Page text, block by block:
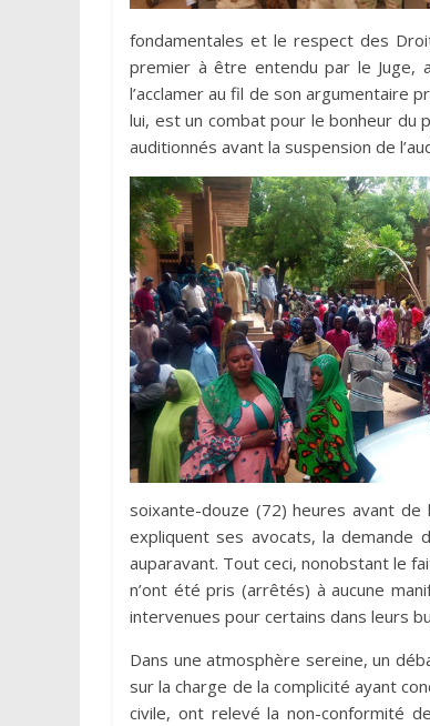
fondamentales et le respect des
premier à être entendu par le Juge,
l’acclamer au fil de son argumentaire
lui, est un combat pour le bonheur du
auditionnés avant la suspension de
soixante-douze (72) heures avant
expliquent ses avocats, la
auparavant. Tout ceci, nonobstant le
n’ont été pris (arrêtés) à aucune
intervenues pour certains dans leurs
Dans une atmosphère sereine, un
sur la charge de la complicité ayant
civile, ont relevé la non-conformité